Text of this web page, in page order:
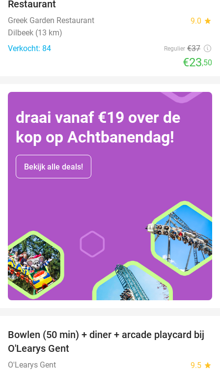
Restaurant
Greek Garden Restaurant 9.0 star
Dilbeek (13 km)
Verkocht: 84
Regulier €37
€23,50
draai vanaf €19 over de
kop op Achtbanendag!
Bekijk alle deals!
38%
Bowlen (50 min) + diner + arcade playcard bij
O'Learys Gent
O'Learys Gent 9.5 star